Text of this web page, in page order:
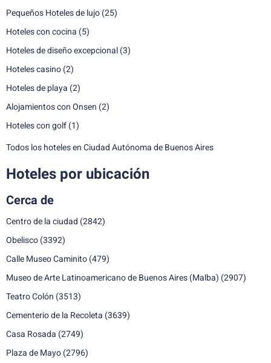
Pequeños Hoteles de lujo (25)
Hoteles con cocina (5)
Hoteles de diseño excepcional (3)
Hoteles casino (2)
Hoteles de playa (2)
Alojamientos con Onsen (2)
Hoteles con golf (1)
Todos los hoteles en Ciudad Autónoma de Buenos Aires
Hoteles por ubicación
Cerca de
Centro de la ciudad (2842)
Obelisco (3392)
Calle Museo Caminito (479)
Museo de Arte Latinoamericano de Buenos Aires (Malba) (2907)
Teatro Colón (3513)
Cementerio de la Recoleta (3639)
Casa Rosada (2749)
Plaza de Mayo (2796)